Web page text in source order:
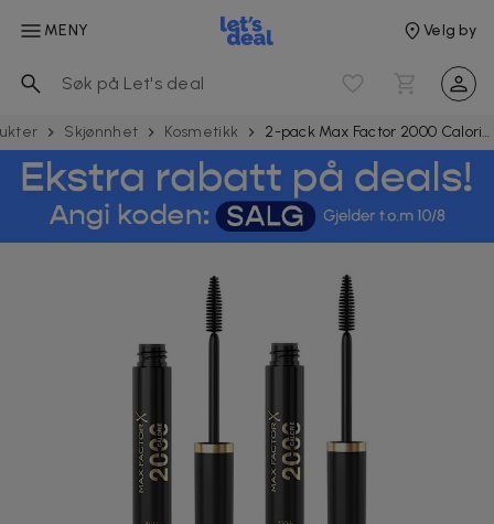
MENY Velg by
Skjønnhet Kosmetikk 2-pack Max Factor 2000 Calorie Mascara Black 9ml